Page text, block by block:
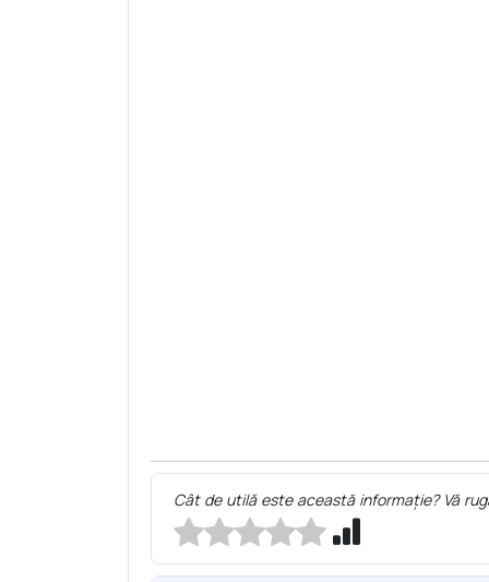
Cât de utilă este această informație? Vă